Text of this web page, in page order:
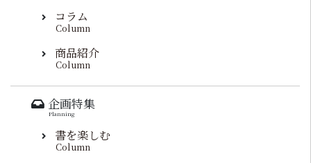
コラム
Column
商品紹介
Column
企画特集
Planning
書を楽しむ
Column